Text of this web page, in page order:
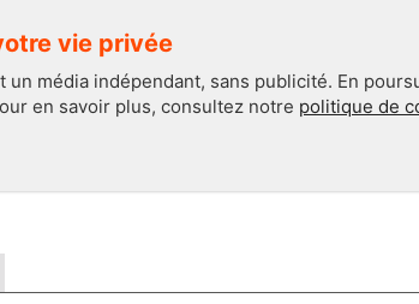
vie privée
un média indépendant, sans publicité. En
en savoir plus, consultez notre politique de